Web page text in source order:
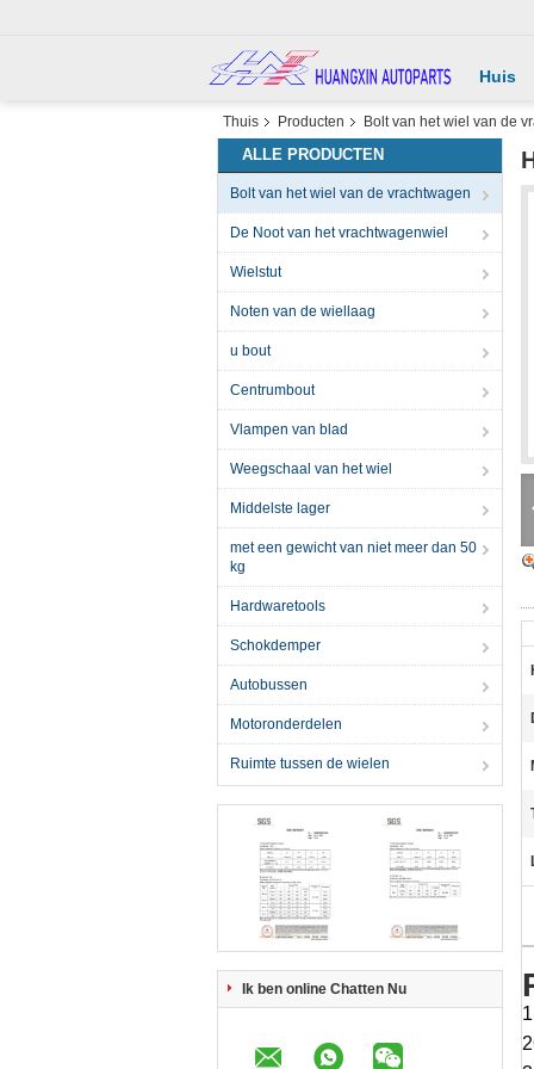
Huis
Thuis Producten Bolt van het wiel van de
ALLE PRODUCTEN
Bolt van het wiel van de vrachtwagen
De Noot van het vrachtwagenwiel
Wielstut
Noten van de wiellaag
u bout
Centrumbout
Vlampen van blad
Weegschaal van het wiel
Middelste lager
met een gewicht van niet meer dan 50
kg
Hardwaretools
Schokdemper
Autobussen
Motoronderdelen
Ruimte tussen de wielen
Ik ben online Chatten Nu